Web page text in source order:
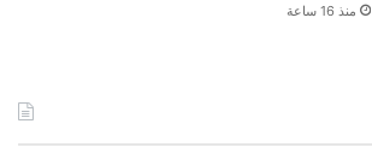
منذ 16 ساعة